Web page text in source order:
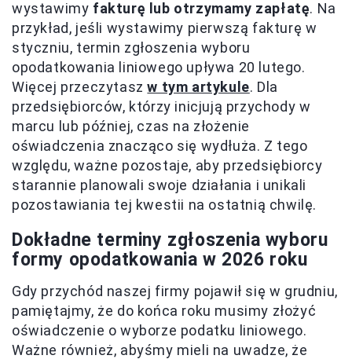
wystawimy fakturę lub otrzymamy zapłatę. Na
przykład, jeśli wystawimy pierwszą fakturę w
styczniu, termin zgłoszenia wyboru
opodatkowania liniowego upływa 20 lutego.
Więcej przeczytaszw tym artykule. Dla
przedsiębiorców, którzy inicjują przychody w
marcu lub później, czas na złożenie
oświadczenia znacząco się wydłuża. Z tego
względu, ważne pozostaje, aby przedsiębiorcy
starannie planowali swoje działania i unikali
pozostawiania tej kwestii na ostatnią chwilę.
Dokładne terminy zgłoszenia wyboru
formy opodatkowania w 2026 roku
Gdy przychód naszej firmy pojawił się w grudniu,
pamiętajmy, że do końca roku musimy złożyć
oświadczenie o wyborze podatku liniowego.
Ważne również, abyśmy mieli na uwadze, że